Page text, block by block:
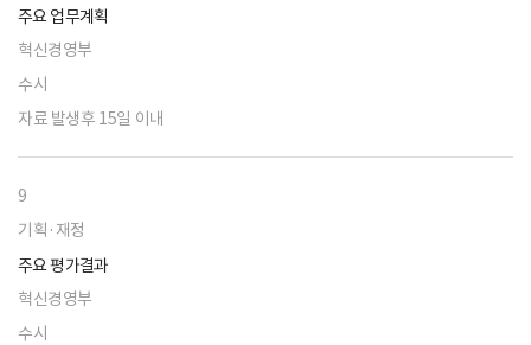
주요 업무계획
혁신경영부
수시
자료 발생후 15일 이내
9
기획·재정
주요 평가결과
혁신경영부
수시